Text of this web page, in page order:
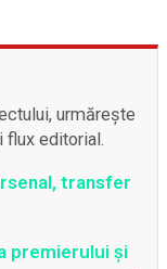
urmărește
flux editorial.
transfer
premierului și